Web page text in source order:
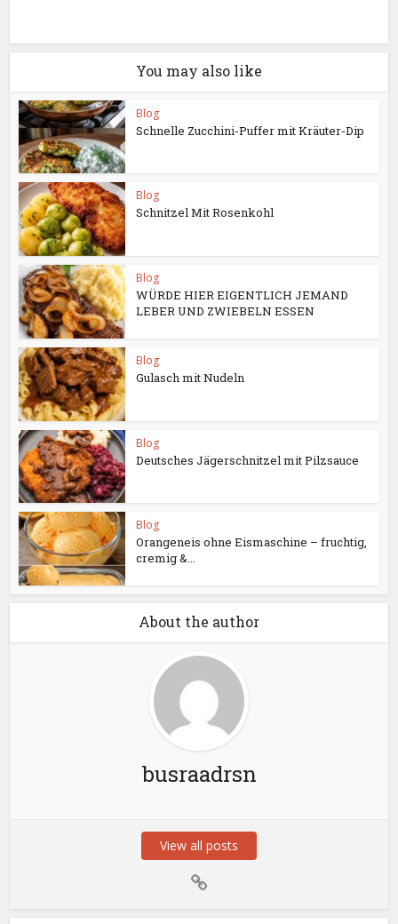
You may also like
Blog
Schnelle Zucchini-Puffer mit Kräuter-Dip
Blog
Schnitzel Mit Rosenkohl
Blog
WÜRDE HIER EIGENTLICH JEMAND
LEBER UND ZWIEBELN ESSEN
Blog
Gulasch mit Nudeln
Blog
Deutsches Jägerschnitzel mit Pilzsauce
Blog
Orangeneis ohne Eismaschine – fruchtig,
cremig &...
About the author
busraadrsn
View all posts